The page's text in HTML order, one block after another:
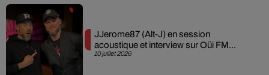
10 juillet 2026
JJerome87 (Alt-J) en session
acoustique et interview sur Oüi FM...